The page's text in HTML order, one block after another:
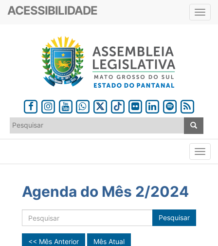
ACESSIBILIDADE
Agenda do Mês 2/2024
Pesquisar
<< Mês Anterior
Mês Atual